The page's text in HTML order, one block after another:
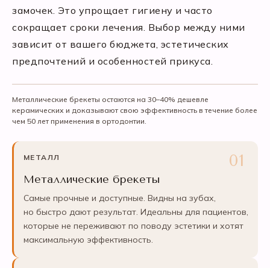
замочек. Это упрощает гигиену и часто
сокращает сроки лечения. Выбор между ними
зависит от вашего бюджета, эстетических
предпочтений и особенностей прикуса.
Металлические брекеты остаются на 30–40% дешевле
керамических и доказывают свою эффективность в течение более
чем 50 лет применения в ортодонтии.
МЕТАЛЛ
Металлические брекеты
Самые прочные и доступные. Видны на зубах,
но быстро дают результат. Идеальны для пациентов,
которые не переживают по поводу эстетики и хотят
максимальную эффективность.